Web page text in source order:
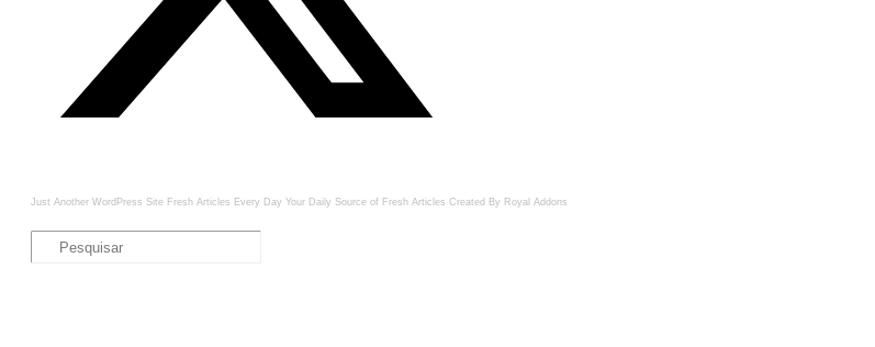
Just Another WordPress Site Fresh Articles Every Day Your Daily Source of Fresh Articles Created By Royal Addons